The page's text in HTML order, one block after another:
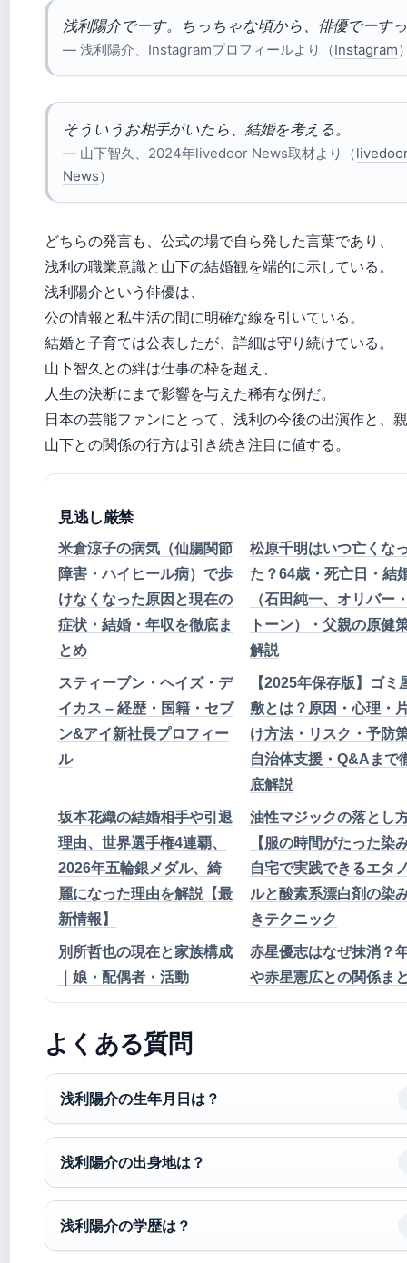
浅利陽介でーす。ちっちゃな頃から、俳優でーす
— 浅利陽介、Instagramプロフィールより（Instagram
そういうお相手がいたら、結婚を考える。
— 山下智久、2024年livedoor News取材より（
News）
どちらの発言も、公式の場で自ら発した言葉であり、
浅利の職業意識と山下の結婚観を端的に示している。
浅利陽介という俳優は、
公の情報と私生活の間に明確な線を引いている。
結婚と子育ては公表したが、詳細は守り続けている。
山下智久との絆は仕事の枠を超え、
人生の決断にまで影響を与えた稀有な例だ。
日本の芸能ファンにとって、浅利の今後の出演作と、
山下との関係の行方は引き続き注目に値する。
見逃し厳禁
米倉涼子の病気（仙腸関節
障害・ハイヒール病）で歩
けなくなった原因と現在の
症状・結婚・年収を徹底ま
とめ
松原千明はいつ亡くな
た？64歳・死亡日・結
（石田純一、オリバー
トーン）・父親の原健
解説
スティーブン・ヘイズ・デ
イカス – 経歴・国籍・セブ
ン&アイ新社長プロフィー
ル
【2025年保存版】ゴミ
敷とは？原因・心理・
け方法・リスク・予防
自治体支援・Q&Aまで
底解説
坂本花織の結婚相手や引退
理由、世界選手権4連覇、
2026年五輪銀メダル、綺
麗になった理由を解説【最
新情報】
油性マジックの落とし
【服の時間がたった染
自宅で実践できるエタ
ルと酸素系漂白剤の染
きテクニック
別所哲也の現在と家族構成
｜娘・配偶者・活動
赤星優志はなぜ抹消？
や赤星憲広との関係ま
よくある質問
浅利陽介の生年月日は？
浅利陽介の出身地は？
浅利陽介の学歴は？